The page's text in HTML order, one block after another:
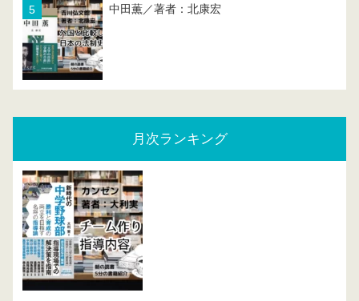
中田薫／著者：北康宏
月次ランキング